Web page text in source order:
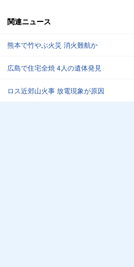
関連ニュース
熊本で竹やぶ火災 消火難航か
広島で住宅全焼 4人の遺体発見
ロス近郊山火事 放電現象が原因